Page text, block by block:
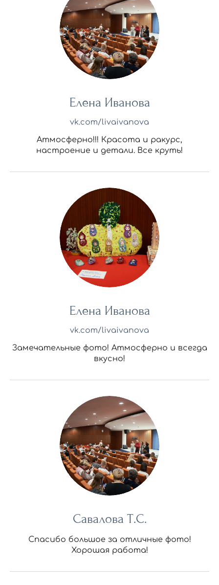
Елена Иванова
vk.com/livaivanova
Атмосферно!!! Красота и ракурс,
настроение и детали. Все круть!
Елена Иванова
vk.com/livaivanova
Замечательные фото! Атмосферно и всегда
вкусно!
Савалова Т.С.
Спасибо большое за отличные фото!
Хорошая работа!